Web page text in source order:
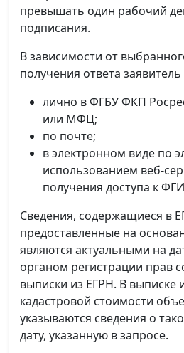
превышать один рабочий
подписания.
В зависимости от
получения ответа
лично в ФГБУ ФКП
или МФЦ;
по почте;
в электронном виде по
использованием веб-
получения доступа к
Сведения, содержащиеся в
предоставленные на
являются актуальными на
органом регистрации прав
выписки из ЕГРН. В выписке
кадастровой стоимости
указываются сведения о
дату, указанную в запросе.